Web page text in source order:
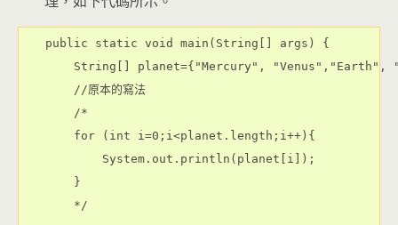
public static void main(String[] args) {
String[] planet={"Mercury", "Venus","Earth",
    //原本的寫法
    /*
    for (int i=0;i<planet.length;i++){
        System.out.println(planet[i]);
    }
    */